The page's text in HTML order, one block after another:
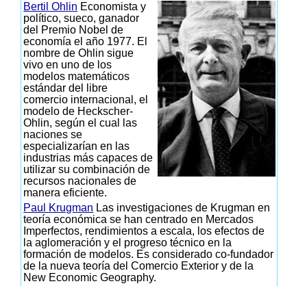
Bertil Ohlin Economista y
político, sueco, ganador
del Premio Nobel de
economía el año 1977. El
nombre de Ohlin sigue
vivo en uno de los
modelos matemáticos
estándar del libre
comercio internacional, el
modelo de Heckscher-
Ohlin, según el cual las
naciones se
especializarían en las
industrias más capaces de
utilizar su combinación de
recursos nacionales de
manera eficiente.
Paul Krugman Las investigaciones de Krugman en
teoría económica se han centrado en Mercados
Imperfectos, rendimientos a escala, los efectos de
la aglomeración y el progreso técnico en la
formación de modelos. Es considerado co-fundador
de la nueva teoría del Comercio Exterior y de la
New Economic Geography.